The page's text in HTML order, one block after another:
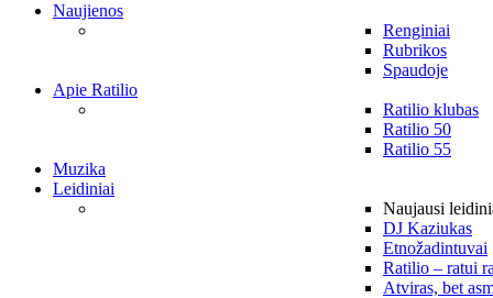
Naujienos
Renginiai
Rubrikos
Spaudoje
Apie Ratilio
Ratilio klubas
Ratilio 50
Ratilio 55
Muzika
Leidiniai
Naujausi
DJ Kaziukas
Etnožadintuvai
Ratilio – ratui
Atviras, bet